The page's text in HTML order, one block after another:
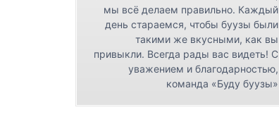
мы всё делаем правильно. Каждый
день стараемся, чтобы буузы были
такими же вкусными, как вы
привыкли. Всегда рады вас видеть! С
уважением и благодарностью,
команда «Буду буузы»